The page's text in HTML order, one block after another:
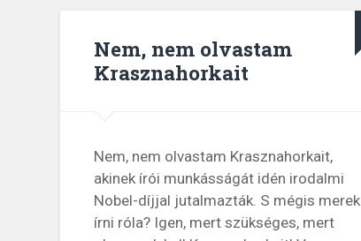
Nem, nem olvastam
Krasznahorkait
Nem, nem olvastam Krasznahorkait,
akinek írói munkásságát idén irodalmi
Nobel-díjjal jutalmazták. S mégis merek
írni róla? Igen, mert szükséges, mert